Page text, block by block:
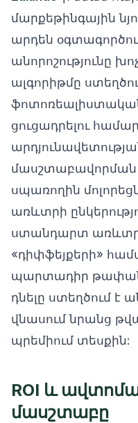
մարքեթինգային
արդեն
անորոշությունը
ալգորիթմը
ցուցադրելու
մասշտաբավորման
սպառողին
առևտրի
ստանդարտ
«դիփֆեյքերի»
պարտադիր
դնելը ստեղծում է
վնասում նրանց
պրեմիում տեսքին:
ROI և
մասշտաբը